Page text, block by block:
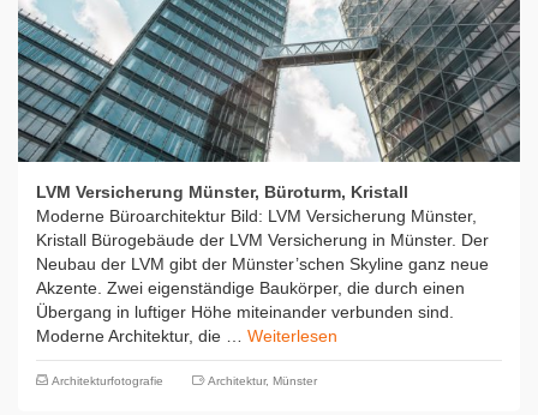
LVM Versicherung Münster, Büroturm, Kristall
Moderne Büroarchitektur Bild: LVM Versicherung Münster,
Kristall Bürogebäude der LVM Versicherung in Münster. Der
Neubau der LVM gibt der Münster’schen Skyline ganz neue
Akzente. Zwei eigenständige Baukörper, die durch einen
Übergang in luftiger Höhe miteinander verbunden sind.
Moderne Architektur, die … Weiterlesen
Architekturfotografie Architektur, Münster